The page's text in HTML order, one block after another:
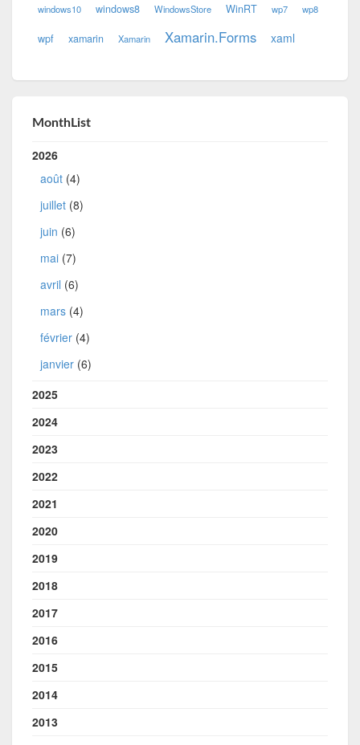
windows10 windows8 WindowsStore WinRT wp7 wp8
wpf xamarin Xamarin Xamarin.Forms xaml
MonthList
2026
août (4)
juillet (8)
juin (6)
mai (7)
avril (6)
mars (4)
février (4)
janvier (6)
2025
2024
2023
2022
2021
2020
2019
2018
2017
2016
2015
2014
2013